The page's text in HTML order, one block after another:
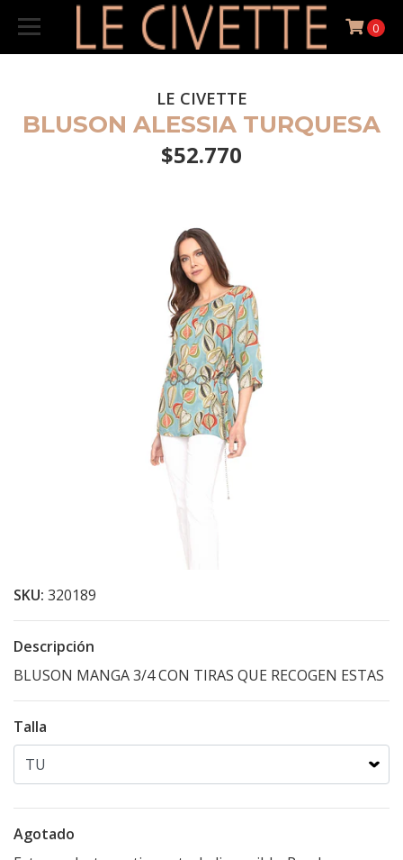
0
LE CIVETTE
BLUSON ALESSIA TURQUESA
$52.770
SKU: 320189
Descripción
BLUSON MANGA 3/4 CON TIRAS QUE RECOGEN ESTAS
Talla
Agotado